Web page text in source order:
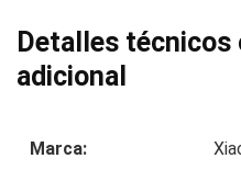
Detalles
adicional
Marca: